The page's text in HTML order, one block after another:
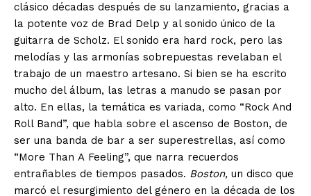
clásico décadas después de su lanzamiento, gracias a
la potente voz de Brad Delp y al sonido único de la
guitarra de Scholz. El sonido era hard rock, pero las
melodías y las armonías sobrepuestas revelaban el
trabajo de un maestro artesano. Si bien se ha escrito
mucho del álbum, las letras a manudo se pasan por
alto. En ellas, la temática es variada, como “Rock And
Roll Band”, que habla sobre el ascenso de Boston, de
ser una banda de bar a ser superestrellas, así como
“More Than A Feeling”, que narra recuerdos
entrañables de tiempos pasados. Boston, un disco que
marcó el resurgimiento del género en la década de los